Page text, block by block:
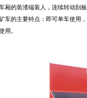
厢的装渣端装人，连续转动刮
车的主要特点：即可单车使用
用。